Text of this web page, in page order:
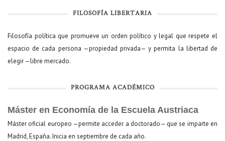
FILOSOFÍA LIBERTARIA
Filosofía política que promueve un orden político y legal que respete el
espacio de cada persona —propiedad privada— y permita la libertad de
elegir —libre mercado.
PROGRAMA ACADÉMICO
Máster en Economía de la Escuela Austriaca
Máster oficial europeo —permite acceder a doctorado— que se imparte en
Madrid, España. Inicia en septiembre de cada año.